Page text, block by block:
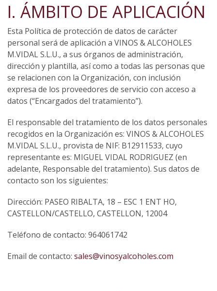
I. ÁMBITO DE APLICACIÓN
Esta Política de protección de datos de carácter
personal será de aplicación a VINOS & ALCOHOLES
M.VIDAL S.L.U., a sus órganos de administración,
dirección y plantilla, así como a todas las personas que
se relacionen con la Organización, con inclusión
expresa de los proveedores de servicio con acceso a
datos (“Encargados del tratamiento”).
El responsable del tratamiento de los datos personales
recogidos en la Organización es: VINOS & ALCOHOLES
M.VIDAL S.L.U., provista de NIF: B12911533, cuyo
representante es: MIGUEL VIDAL RODRIGUEZ (en
adelante, Responsable del tratamiento). Sus datos de
contacto son los siguientes:
Dirección: PASEO RIBALTA, 18 – ESC 1 ENT HO,
CASTELLON/CASTELLO, CASTELLON, 12004
Teléfono de contacto: 964061742
Email de contacto: sales@vinosyalcoholes.com